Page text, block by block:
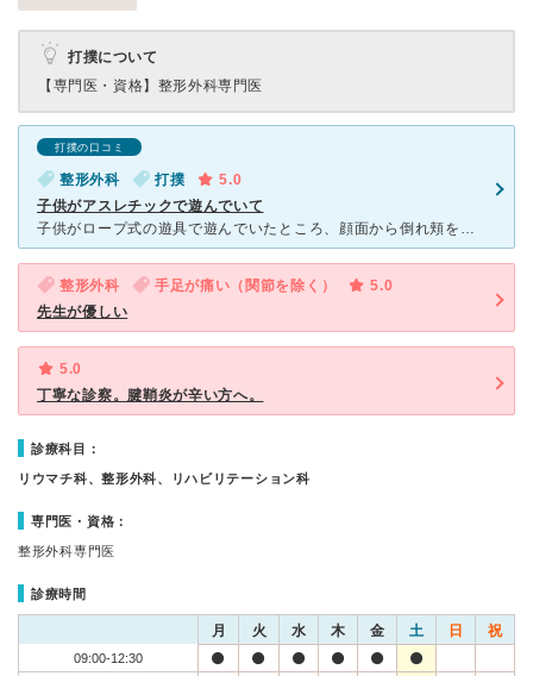
打撲について
【専門医・資格】 整形外科専門医
打撲の口コミ
整形外科 打撲
5.0
子供がアスレチックで遊んでいて
子供がロープ式の遊具で遊んでいたところ、顔面から倒れ頬を強打してしまいアザになってしまったので小児科に電話したところ整形外科の受診を勧められて行きました。平日の午前中で比較的空いていて問診票を書いてい
整形外科 手足が痛い（関節を除く）
5.0
先生が優しい
5.0
丁寧な診察。腱鞘炎が辛い方へ。
診療科目：
リウマチ科、整形外科、リハビリテーション科
専門医・資格：
整形外科専門医
診療時間
月 火 水 木 金 土 日 祝
09:00-12:30